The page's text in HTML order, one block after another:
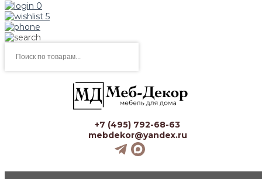
0
5
товаров
+7 (495) 792-68-63
mebdekor@yandex.ru